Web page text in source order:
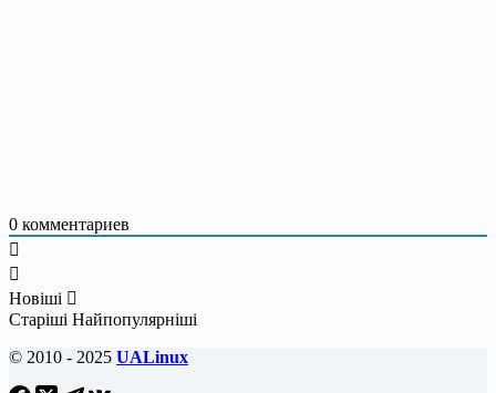
0 комментариев
Новіші
Старіші Найпопулярніші
© 2010 - 2025 UALinux